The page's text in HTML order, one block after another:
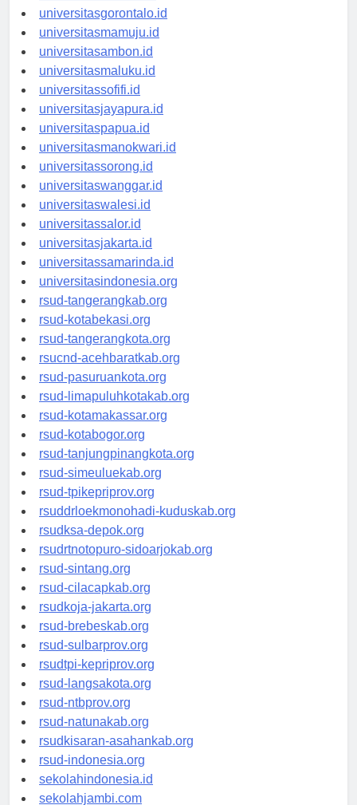
universitaskendari.id
universitasgorontalo.id
universitasmamuju.id
universitasambon.id
universitasmaluku.id
universitassofifi.id
universitasjayapura.id
universitaspapua.id
universitasmanokwari.id
universitassorong.id
universitaswanggar.id
universitaswalesi.id
universitassalor.id
universitasjakarta.id
universitassamarinda.id
universitasindonesia.org
rsud-tangerangkab.org
rsud-kotabekasi.org
rsud-tangerangkota.org
rsucnd-acehbaratkab.org
rsud-pasuruankota.org
rsud-limapuluhkotakab.org
rsud-kotamakassar.org
rsud-kotabogor.org
rsud-tanjungpinangkota.org
rsud-simeuluekab.org
rsud-tpikepriprov.org
rsuddrloekmonohadi-kuduskab.org
rsudksa-depok.org
rsudrtnotopuro-sidoarjokab.org
rsud-sintang.org
rsud-cilacapkab.org
rsudkoja-jakarta.org
rsud-brebeskab.org
rsud-sulbarprov.org
rsudtpi-kepriprov.org
rsud-langsakota.org
rsud-ntbprov.org
rsud-natunakab.org
rsudkisaran-asahankab.org
rsud-indonesia.org
sekolahindonesia.id